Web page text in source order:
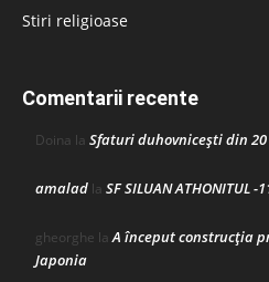
Stiri religioase
Comentarii recente
Doina la Sfaturi duhovnicești din
amalad la SF SILUAN ATHONITUL -
gheorghe laA început construcţia
Japonia